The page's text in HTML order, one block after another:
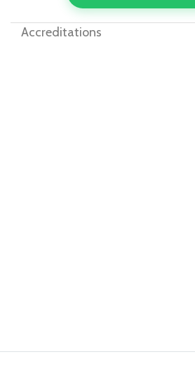
Odszkodowanie po potrąceniu przez
publicznej w UK
Accreditations